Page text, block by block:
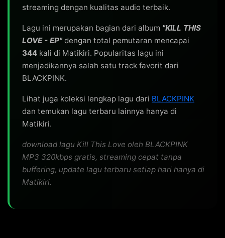
streaming dengan kualitas audio terbaik.
Lagu ini merupakan bagian dari album "KILL THIS
LOVE - EP"dengan total pemutaran mencapai
344 kali di Matikiri. Popularitas lagu ini
menjadikannya salah satu track favorit dari
BLACKPINK.
Lihat juga koleksi lengkap lagu dari BLACKPINK
dan temukan lagu terbaru lainnya hanya di
Matikiri.
download lagu Kill This Love oleh BLACKPINK
MP3 320kbps gratis, streaming cepat tanpa
buffering, update lagu terbaru setiap hari hanya di
Matikiri.